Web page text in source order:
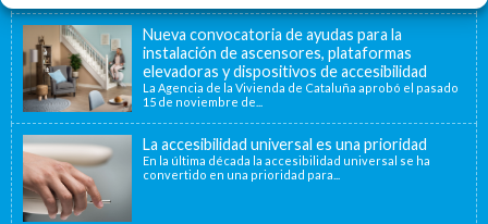
Nueva convocatoria de ayudas para la
instalación de ascensores, plataformas
elevadoras y dispositivos de accesibilidad
La Agencia de la Vivienda de Cataluña aprobó el pasado
15 de noviembre de...
La accesibilidad universal es una prioridad
En la última década la accesibilidad universal se ha
convertido en una prioridad para...